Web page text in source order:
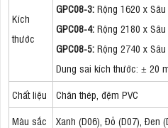
Kích
thước
GPC08-3: Rộng 1620 x
GPC08-4: Rộng 2180 x
GPC08-5: Rộng 2740 x
Dung sai kích thước: ± 20
Chất liệu
Chân thép, đệm PVC
Màu sắc
Xanh (D06), Đỏ (D07), Đen